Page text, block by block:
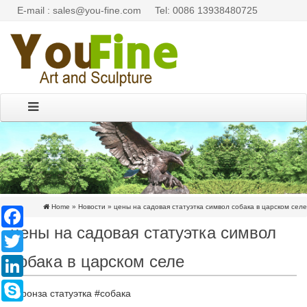
E-mail : sales@you-fine.com Tel: 0086 13938480725
Home » Новости » цены на садовая статуэтка символ собака в царском селе
цены на садовая статуэтка символ
собака в царском селе
#бронза статуэтка #собака
Facebook
Twitter
LinkedIn